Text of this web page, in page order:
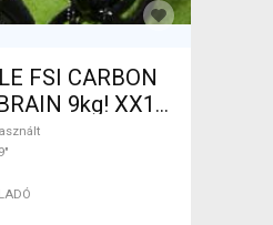
FSI CARBON
9kg! XX1
Bike 29" elöl
ELADÓ